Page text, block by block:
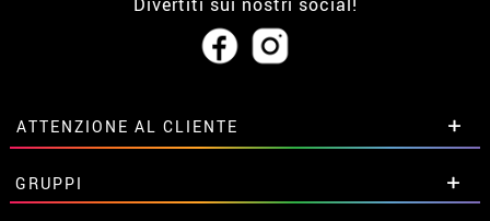
ATTENZIONE AL CLIENTE
• Su di noi
• Condizioni di vendita
GRUPPI